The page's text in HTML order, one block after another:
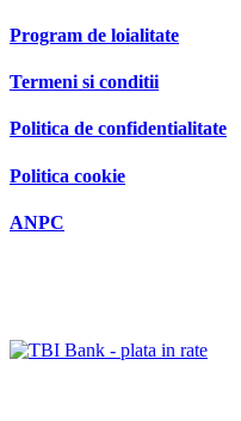
Program de loialitate
Termeni si conditii
Politica de confidentialitate
Politica cookie
ANPC